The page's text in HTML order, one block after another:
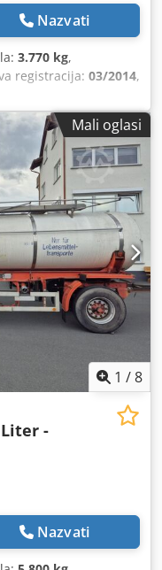
Nazvati
3.770 kg,
registracija: 03/2014,
, Oprema:ABS,
Mali oglasi
1 /8
Liter -
Nazvati